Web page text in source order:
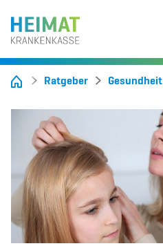
Ratgeber Gesundheit